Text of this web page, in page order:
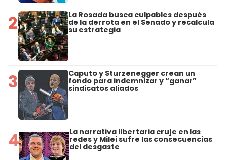
2 La Rosada busca culpables después
de la derrota en el Senado y recalcula
su estrategia
3 Caputo y Sturzenegger crean un
fondo para indemnizar y “ganar”
sindicatos aliados
4 La narrativa libertaria cruje en las
redes y Milei sufre las consecuencias
del desgaste